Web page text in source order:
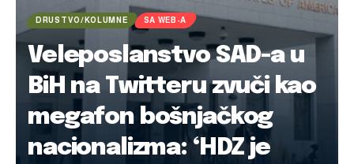
DRUSTVO/KOLUMNE SA WEB-A
Veleposlanstvo SAD-a u
BiH na Twitteru zvuči kao
megafon bošnjačkog
nacionalizma: ‘HDZ je